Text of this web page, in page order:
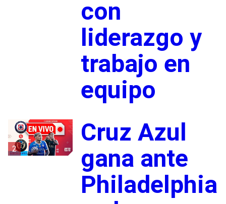
con
liderazgo y
trabajo en
equipo
2
Cruz Azul
gana ante
Philadelphia